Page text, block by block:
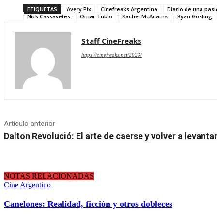
ETIQUETAS Avery Pix Cinefreaks Argentina Diario de una
Nick Cassavetes
Omar Tubio Rachel McAdams Ryan Gosling
Staff CineFreaks
https://cinefreaks.net/2023/
Artículo anterior
Dalton Revolució: El arte de caerse y volver a
NOTAS RELACIONADAS
Cine Argentino
Canelones: Realidad, ficción y otros dobleces